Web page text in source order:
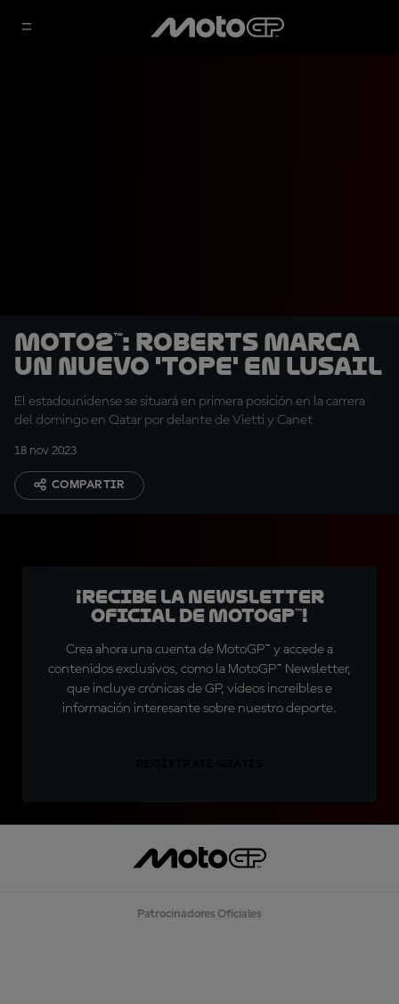
Moto2™: Roberts marca
un nuevo 'tope' en Lusail
El estadounidense se situará en primera posición en la carrera
del domingo en Qatar por delante de Vietti y Canet
18 nov 2023
COMPARTIR
¡Recibe la Newsletter
oficial de MotoGP™!
Crea ahora una cuenta de MotoGP™ y accede a
contenidos exclusivos, como la MotoGP™ Newsletter,
que incluye crónicas de GP, vídeos increíbles e
información interesante sobre nuestro deporte.
Patrocinadores Oficiales